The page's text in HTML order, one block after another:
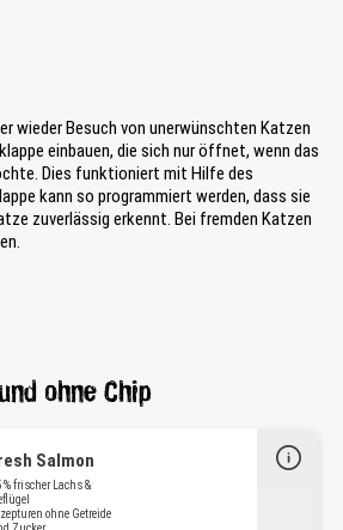
wieder Besuch von unerwünschten Katzen
einbauen, die sich nur öffnet, wenn das
Dies funktioniert mit Hilfe des
kann so programmiert werden, dass sie
zuverlässig erkennt. Bei fremden Katzen
ohne Chip
Salmon
% frischer Lachs &
ohne Getreide